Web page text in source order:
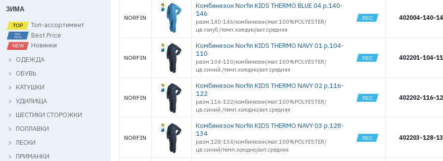
ЗИМА
Топ-ассортимент
Best Price
Новинки
ОДЕЖДА
ОБУВЬ
КАТУШКИ
УДИЛИЩА
ШЕСТИКИ СТОРОЖКИ
ПОПЛАВКИ
ЛЕСКИ
ПРИМАНКИ
GRAY
NAVY
POLAR WARM
GREEN
SCANDIC
CLASSIC
COTTON
SCANDIC
COMFORT
WOOL
WINTER LINE
10381
10385
10556
10560
NORFIN
Комбинезон Norfin KIDS THERMO BLUE 04 р.140-
146
разм.140-146/комбинезон/мат.100%POLYESTER/
цв.голуб./темп.холодно/акт.средняя
402004-140-
NORFIN
Комбинезон Norfin KIDS THERMO NAVY 01 р.104-
110
разм.104-110/комбинезон/мат.100%POLYESTER/
цв.синий./темп.холодно/акт.средняя
402201-104-
NORFIN
Комбинезон Norfin KIDS THERMO NAVY 02 р.116-
122
разм.116-122/комбинезон/мат.100%POLYESTER/
цв.синий./темп.холодно/акт.средняя
402202-116-
NORFIN
Комбинезон Norfin KIDS THERMO NAVY 03 р.128-
134
разм.128-134/комбинезон/мат.100%POLYESTER/
цв.синий/темп.холодно/акт.средняя
402203-128-